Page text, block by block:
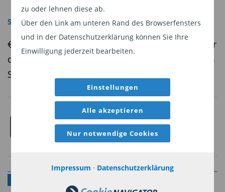
zu oder lehnen diese ab.
Über den Link am unteren Rand des Browserfensters
und in der Datenschutzerklärung können Sie Ihre
Einwilligung jederzeit bearbeiten.
Einstellungen
Alle akzeptieren
Nur notwendige Cookies
Impressum · Datenschutzerklärung
Software,Regulierung
€uro Advisor Services bietet Software, die Berater
dabei unterstützt. Onlineschulungen helfen beim
Start.